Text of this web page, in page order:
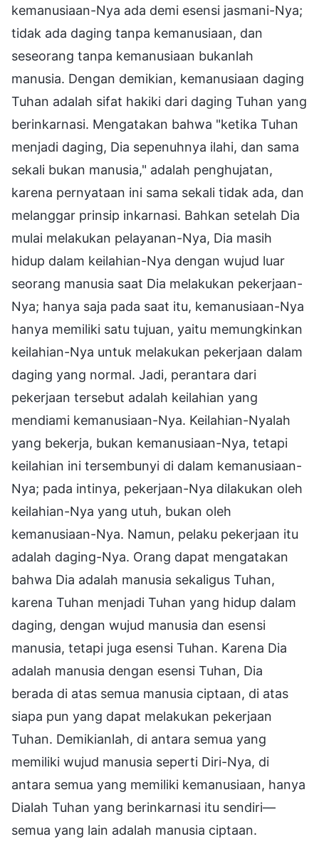
kemanusiaan-Nya ada demi esensi jasmani-Nya;
tidak ada daging tanpa kemanusiaan, dan
seseorang tanpa kemanusiaan bukanlah
manusia. Dengan demikian, kemanusiaan daging
Tuhan adalah sifat hakiki dari daging Tuhan yang
berinkarnasi. Mengatakan bahwa "ketika Tuhan
menjadi daging, Dia sepenuhnya ilahi, dan sama
sekali bukan manusia," adalah penghujatan,
karena pernyataan ini sama sekali tidak ada, dan
melanggar prinsip inkarnasi. Bahkan setelah Dia
mulai melakukan pelayanan-Nya, Dia masih
hidup dalam keilahian-Nya dengan wujud luar
seorang manusia saat Dia melakukan pekerjaan-
Nya; hanya saja pada saat itu, kemanusiaan-Nya
hanya memiliki satu tujuan, yaitu memungkinkan
keilahian-Nya untuk melakukan pekerjaan dalam
daging yang normal. Jadi, perantara dari
pekerjaan tersebut adalah keilahian yang
mendiami kemanusiaan-Nya. Keilahian-Nyalah
yang bekerja, bukan kemanusiaan-Nya, tetapi
keilahian ini tersembunyi di dalam kemanusiaan-
Nya; pada intinya, pekerjaan-Nya dilakukan oleh
keilahian-Nya yang utuh, bukan oleh
kemanusiaan-Nya. Namun, pelaku pekerjaan itu
adalah daging-Nya. Orang dapat mengatakan
bahwa Dia adalah manusia sekaligus Tuhan,
karena Tuhan menjadi Tuhan yang hidup dalam
daging, dengan wujud manusia dan esensi
manusia, tetapi juga esensi Tuhan. Karena Dia
adalah manusia dengan esensi Tuhan, Dia
berada di atas semua manusia ciptaan, di atas
siapa pun yang dapat melakukan pekerjaan
Tuhan. Demikianlah, di antara semua yang
memiliki wujud manusia seperti Diri-Nya, di
antara semua yang memiliki kemanusiaan, hanya
Dialah Tuhan yang berinkarnasi itu sendiri—
semua yang lain adalah manusia ciptaan.